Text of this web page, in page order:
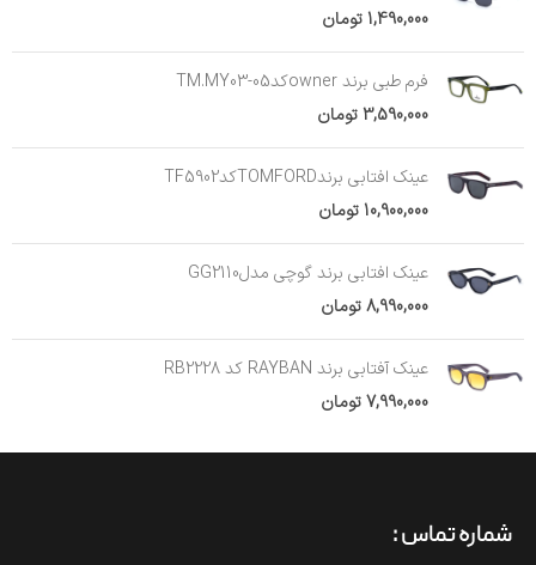
1,490,000 تومان
فرم طبی برند ownerکدTM.MY03-05
3,590,000تومان
عینک افتابی برندTOMFORDکدTF5902
10,900,000 تومان
عینک افتابی برند گوچی مدلGG2110
8,990,000تومان
عینک آفتابی برند RAYBAN کد RB2228
7,990,000تومان
شماره تماس :